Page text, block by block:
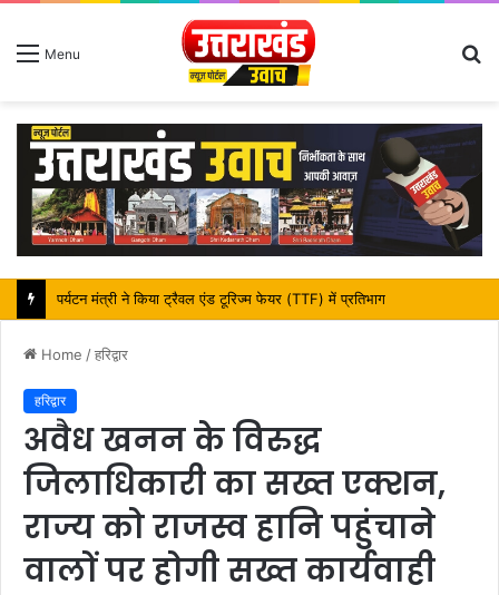
Menu
महापौर शंभू पासवान के जन्मदिवस पर क्षेत्र में विकास की सौगात
Home /हरिद्वार
हरिद्वार
अवैध खनन के विरुद्ध
जिलाधिकारी का सख्त एक्शन,
राज्य को राजस्व हानि पहुंचाने
वालों पर होगी सख्त कार्यवाही